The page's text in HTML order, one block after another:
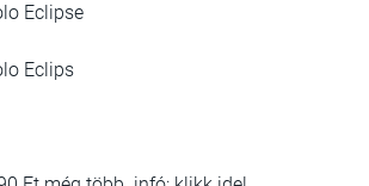
Eclipse
Eclips